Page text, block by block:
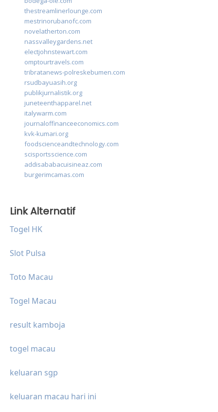
thestreamlinerlounge.com
mestrinorubanofc.com
novelatherton.com
nassvalleygardens.net
electjohnstewart.com
omptourtravels.com
tribratanews-polreskebumen.com
rsudbayuasih.org
publikjurnalistik.org
juneteenthapparel.net
italywarm.com
journaloffinanceeconomics.com
kvk-kumari.org
foodscienceandtechnology.com
scisportsscience.com
addisababacuisineaz.com
burgerimcamas.com
Link Alternatif
Togel HK
Slot Pulsa
Toto Macau
Togel Macau
result kamboja
togel macau
keluaran sgp
keluaran macau hari ini